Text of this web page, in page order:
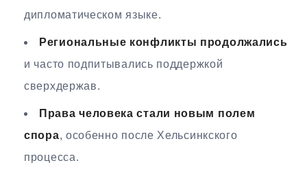
дипломатическом языке.
Региональные конфликты продолжались
и часто подпитывались поддержкой
сверхдержав.
Права человека стали новым полем
спора, особенно после Хельсинкского
процесса.